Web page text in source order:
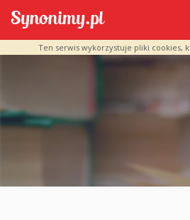
Ten serwis wykorzystuje pliki cookies,